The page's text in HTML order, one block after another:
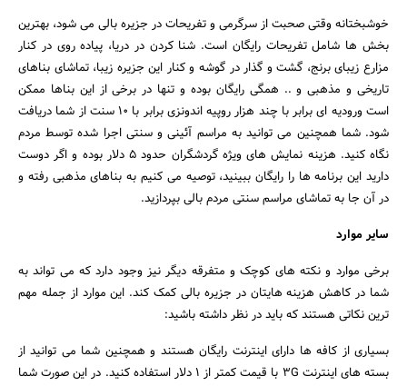
خوشبختانه وقتی صحبت از سرگرمی و تفریحات در جزیره بالی می شود، بهترین
بخش ها شامل تفریحات رایگان است. شنا کردن در دریا، پیاده روی در کنار
مزارع زیبای برنج، گشت و گذار در گوشه و کنار این جزیره زیبا، تماشای بناهای
تاریخی و مذهبی و .. همگی رایگان بوده و تنها در برخی از این بناها ممکن
است ورودیه ای برابر با چند هزار روپیه اندونزی برابر با ۱۰ سنت از شما دریافت
شود. شما همچنین می توانید به مراسم آئینی و سنتی اجرا شده توسط مردم
نگاه کنید. هزینه نمایش های ویژه گردشگران حدود ۵ دلار بوده و اگر دوست
دارید این برنامه ها را رایگان ببینید، توصیه می کنیم به بناهای مذهبی رفته و
در آن جا به تماشای مراسم سنتی مردم بالی بپردازید.
سایر موارد
برخی موارد و نکته های کوچک و متفرقه دیگر نیز وجود دارد که می تواند به
شما در کاهش هزینه هایتان در جزیره بالی کمک کند. این موارد از جمله مهم
ترین نکاتی هستند که باید در نظر داشته باشید:
بسیاری از کافه ها دارای اینترنت رایگان هستند و همچنین شما می توانید از
بسته های اینترنت ۳G با قیمت کمتر از ۱ دلار استفاده کنید. در این صورت شما